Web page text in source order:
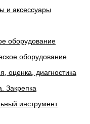
и аксессуары
оборудование
оборудование
оценка, диагностика
Закрепка
инструмент